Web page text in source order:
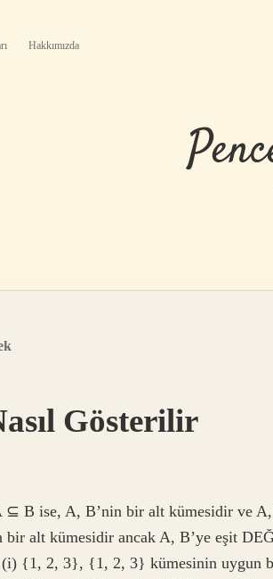
Hakkımızda
Gösterilir
⊆ B ise, A, B’nin bir alt kümesidir ve
bir alt kümesidir ancak A, B’ye eşit
(i) {1, 2, 3}, {1, 2, 3} kümesinin uygun